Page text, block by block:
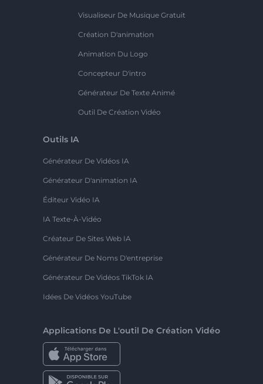
Visualiseur De Musique Gratuit
Création D'animation
Animation Du Logo
Concepteur D'intro
Générateur De Texte Animé
Outil De Création Vidéo
Outils IA
Générateur De Vidéos IA
Générateur D'animation IA
Éditeur Vidéo IA
IA Texte-À-Vidéo
Créateur De Sites Web IA
Générateur De Noms D'entreprise
Générateur De Vidéos TikTok IA
Idées De Vidéos YouTube
Applications De L'outil De Création Vidéo